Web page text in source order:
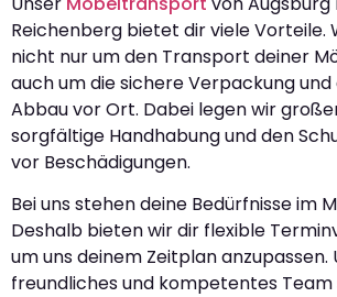
Reichenberg bietet dir viele Vorteile.
nicht nur um den Transport deiner
auch um die sichere Verpackung
Abbau vor Ort. Dabei legen wir
sorgfältige Handhabung und den
vor Beschädigungen.
Bei uns stehen deine Bedürfnisse im
Deshalb bieten wir dir flexible
um uns deinem Zeitplan anzupassen.
freundliches und kompetentes